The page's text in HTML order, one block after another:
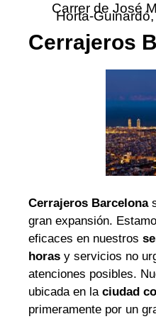
Carrer de José
Horta-
Cerrajeros
Cerrajeros Barcelona
gran expansión.
eficaces en nuestros
horas y servicios no
atenciones posibles.
ubicada en laciudad
primeramente por un